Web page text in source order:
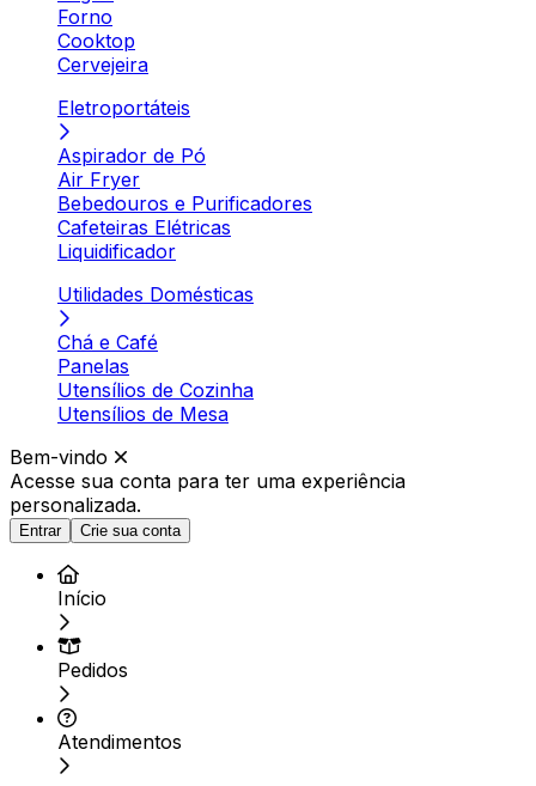
Forno
Cooktop
Cervejeira
Eletroportáteis
Aspirador de Pó
Air Fryer
Bebedouros e Purificadores
Cafeteiras Elétricas
Liquidificador
Utilidades Domésticas
Chá e Café
Panelas
Utensílios de Cozinha
Utensílios de Mesa
Bem-vindo
Acesse sua conta para ter uma experiência
personalizada.
Entrar Crie sua conta
Início
Pedidos
Atendimentos